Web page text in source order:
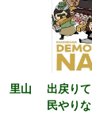
里山
出戻り
民やり